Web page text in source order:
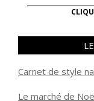
Carnet de style
Le marché de